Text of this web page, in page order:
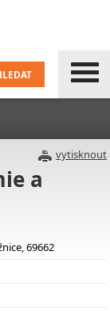
vytisknout
a
69662